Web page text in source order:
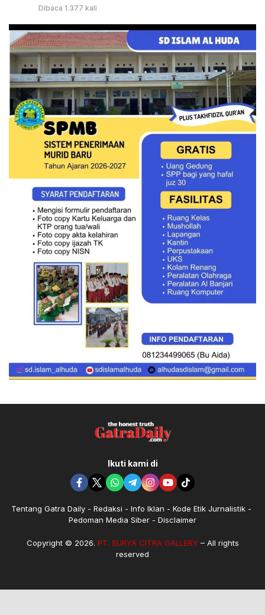
Dibaca 1.377 kali
Ikuti kami di
Tentang Gatra Daily Redaksi Info Iklan
Kode Etik Jurnalistik
Pedoman Media Siber
Disclaimer
Copyright © 2026. PT. SURYA CITRA GALLERY– All rights
reserved